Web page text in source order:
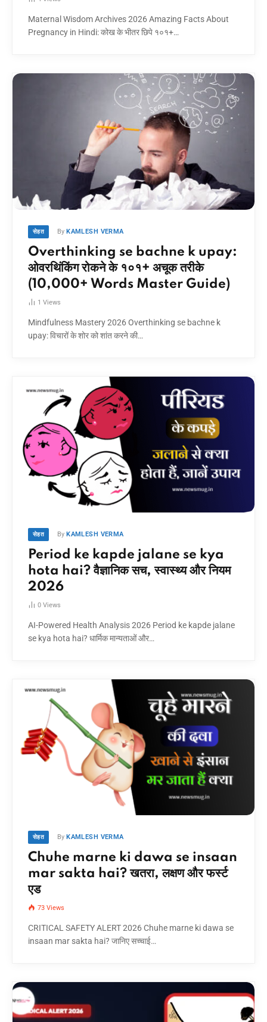
Maternal Wisdom Archives 2026 Amazing Facts About
Pregnancy in Hindi: कोख के भीतर छिपे १०१+…
सेहत By KAMLESH VERMA
Overthinking se bachne k upay:
ओवरथिंकिंग रोकने के १०१+ अचूक तरीके
(10,000+ Words Master Guide)
1 Views
Mindfulness Mastery 2026 Overthinking se bachne k
upay: विचारों के शोर को शांत करने की…
सेहत By KAMLESH VERMA
Period ke kapde jalane se kya
hota hai? वैज्ञानिक सच, स्वास्थ्य और नियम
2026
0 Views
AI-Powered Health Analysis 2026 Period ke kapde jalane
se kya hota hai? धार्मिक मान्यताओं और…
सेहत By KAMLESH VERMA
Chuhe marne ki dawa se insaan
mar sakta hai? खतरा, लक्षण और फर्स्ट
एड
73 Views
CRITICAL SAFETY ALERT 2026 Chuhe marne ki dawa se
insaan mar sakta hai? जानिए सच्चाई…